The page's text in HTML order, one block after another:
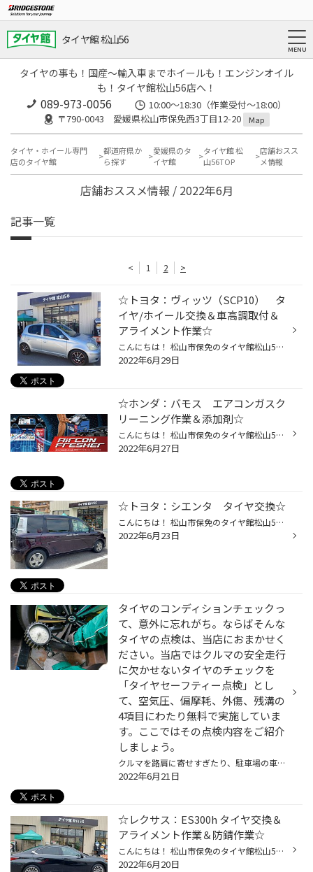
タイヤ館 松山56
タイヤの事も！国産～輸入車までホイールも！エンジンオイル
も！タイヤ館松山56店へ！
089-973-0056
10:00～18:30（作業受付～18:00）
〒790-0043 愛媛県松山市保免西3丁目12-20
Map
タイヤ・ホイール専門
店のタイヤ館
都道府県か
ら探す
愛媛県のタ
イヤ館
タイヤ館 松
山56TOP
店舗おスス
メ情報
店舗おススメ情報 / 2022年6月
記事一覧
< 1 2 >
☆トヨタ：ヴィッツ（SCP10） タ
イヤ/ホイール交換＆車高調取付＆
アライメント作業☆
こんにちは！ 松山市保免のタイヤ館松山56店です♪ 本日は…タイヤ/ホイール交換＆車高調取付＆アライメント作業のご紹介です☆ ■車種：トヨタ ヴィッツ（SCP10） ■タイヤ：ブリヂストンタイヤ ECOPIA(エコピア)NH200C 185/55R15 ■ホイール：マルカサービス シュナイダーRX-02 15X5.5J ブラックポリッ...
2022年6月29日
☆ホンダ：バモス エアコンガスク
リーニング作業＆添加剤☆
こんにちは！ 松山市保免のタイヤ館松山56店です♪ 本日は…エアコンガスクリーニング作業のご紹介です☆ ■車種：ホンダ バモス お客様から「エアコンの効きが最近悪い…」とのご相談を受けましたので、 当店おススメ作業の『エアコンガスクリーニング（ここをクリック!!）※使用機器メーカーHP※』を施工...
2022年6月27日
☆トヨタ：シエンタ タイヤ交換☆
こんにちは！ 松山市保免のタイヤ館松山56店です♪ 本日は…タイヤ交換作業のご紹介です☆ ■車種：トヨタ シエンタ ■タイヤ：セイバーリングSL101 175/70R14 コストパフォーマンスに優れたベーシックタイヤのセイバーリングで交換させて頂きました！ タイヤ館にもお手頃タイヤがございますので、お気軽...
2022年6月23日
タイヤのコンディションチェックっ
て、意外に忘れがち。ならばそんな
タイヤの点検は、当店におまかせく
ださい。当店ではクルマの安全走行
に欠かせないタイヤのチェックを
「タイヤセーフティー点検」とし
て、空気圧、偏摩耗、外傷、残溝の
4項目にわたり無料で実施していま
す。ここではその点検内容をご紹介
しましょう。
クルマを路肩に寄せすぎたり、駐車場の車止めにぶつけたりして、お気に入りのホイールを傷つけてしまったという経験は、多くの方がお持ちなのではないかと思います。とっても残念な気持ちになりますが、そんなときタイヤも気にかけていらっしゃいますか？ 一方、タイヤの“見える側”にはワックスをき...
2022年6月21日
☆レクサス：ES300h タイヤ交換＆
アライメント作業＆防錆作業☆
こんにちは！ 松山市保免のタイヤ館松山56店です♪ 本日は…タイヤ交換とアライメント調整作業のご紹介です☆ ■車種：レクサス ES300h ■タイヤ：ブリヂストンタイヤ REGNO（レグノ）GR-XⅡ 235/45R18 静粛性＆快適性に優れた、REGNO(レグノ)GR-XⅡで交換させて頂きました！ それから、タイヤ交換時はおス...
2022年6月20日